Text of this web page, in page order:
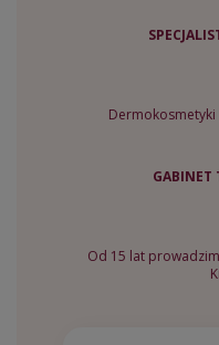
GABINET
Od 15 lat